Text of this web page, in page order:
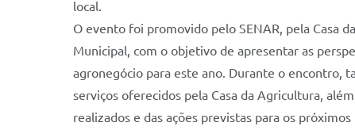
local.
O evento foi promovido pelo SENAR, pela Casa
Municipal, com o objetivo de apresentar as
agronegócio para este ano. Durante o encontro,
serviços oferecidos pela Casa da Agricultura,
realizados e das ações previstas para os próximos